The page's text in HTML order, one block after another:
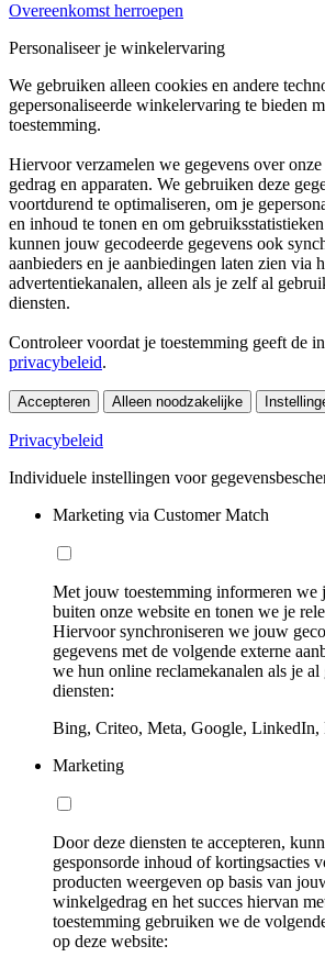
Overeenkomst herroepen
Personaliseer je winkelervaring
We gebruiken alleen cookies en andere
gepersonaliseerde winkelervaring te bieden
toestemming.
Hiervoor verzamelen we gegevens over
gedrag en apparaten. We gebruiken deze
voortdurend te optimaliseren, om je
en inhoud te tonen en om
kunnen jouw gecodeerde gegevens ook
aanbieders en je aanbiedingen laten zien via
advertentiekanalen, alleen als je zelf al
diensten.
Controleer voordat je toestemming geeft de
privacybeleid.
Accepteren Alleen noodzakelijke
Privacybeleid
Individuele instellingen voor
Marketing via Customer Match
Met jouw toestemming informeren we
buiten onze website en tonen we je
Hiervoor synchroniseren we jouw
gegevens met de volgende externe
we hun online reclamekanalen als je
diensten:
Bing, Criteo, Meta, Google, LinkedIn,
Marketing
Door deze diensten te accepteren,
gesponsorde inhoud of kortingsacties
producten weergeven op basis van
winkelgedrag en het succes hiervan
toestemming gebruiken we de
op deze website: